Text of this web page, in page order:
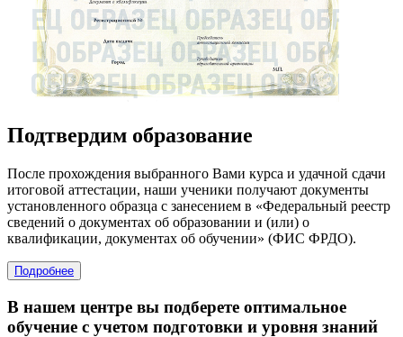
Подтвердим образование
После прохождения выбранного Вами курса и удачной сдачи
итоговой аттестации, наши ученики получают документы
установленного образца с занесением в «Федеральный реестр
сведений о документах об образовании и (или) о
квалификации, документах об обучении» (ФИС ФРДО).
Подробнее
В нашем центре вы подберете оптимальное
обучение с учетом подготовки и уровня знаний